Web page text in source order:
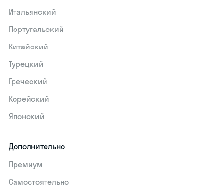
Итальянский
Португальский
Китайский
Турецкий
Греческий
Корейский
Японский
Дополнительно
Премиум
Самостоятельно